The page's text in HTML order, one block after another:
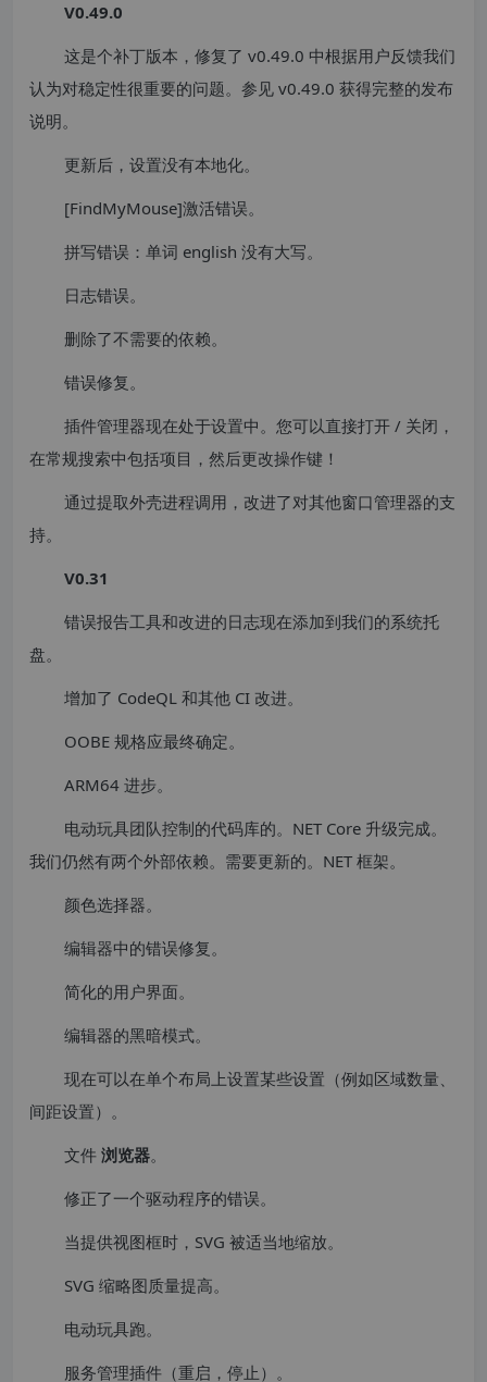
V0.49.0
这是个补丁版本，修复了 v0.49.0 中根据用户反馈我们
认为对稳定性很重要的问题。参见 v0.49.0 获得完整的发布
说明。
更新后，设置没有本地化。
[FindMyMouse]激活错误。
拼写错误：单词 english 没有大写。
日志错误。
删除了不需要的依赖。
错误修复。
插件管理器现在处于设置中。您可以直接打开 / 关闭，
在常规搜索中包括项目，然后更改操作键！
通过提取外壳进程调用，改进了对其他窗口管理器的支
持。
V0.31
错误报告工具和改进的日志现在添加到我们的系统托
盘。
增加了 CodeQL 和其他 CI 改进。
OOBE 规格应最终确定。
ARM64 进步。
电动玩具团队控制的代码库的。NET Core 升级完成。
我们仍然有两个外部依赖。需要更新的。NET 框架。
颜色选择器。
编辑器中的错误修复。
简化的用户界面。
编辑器的黑暗模式。
现在可以在单个布局上设置某些设置（例如区域数量、
间距设置）。
文件 浏览器。
修正了一个驱动程序的错误。
当提供视图框时，SVG 被适当地缩放。
SVG 缩略图质量提高。
电动玩具跑。
服务管理插件（重启，停止）。